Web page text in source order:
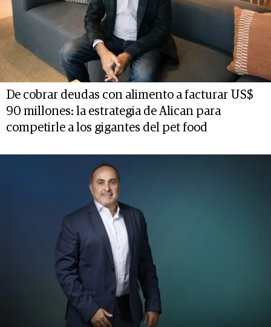
De cobrar deudas con alimento a facturar US$
90 millones: la estrategia de Alican para
competirle a los gigantes del pet food